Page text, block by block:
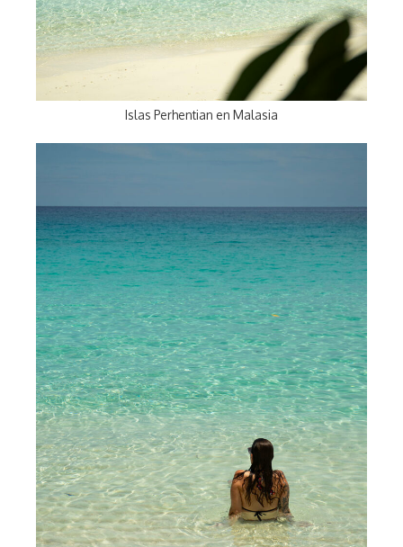
Islas Perhentian en Malasia